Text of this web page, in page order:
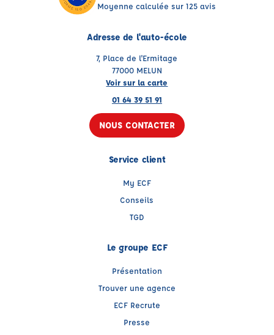
Moyenne calculée sur 125 avis
Adresse de l'auto-école
7, Place de l'Ermitage
77000 MELUN
Voir sur la carte
01 64 39 51 91
NOUS CONTACTER
Service client
My ECF
Conseils
TGD
Le groupe ECF
Présentation
Trouver une agence
ECF Recrute
Presse